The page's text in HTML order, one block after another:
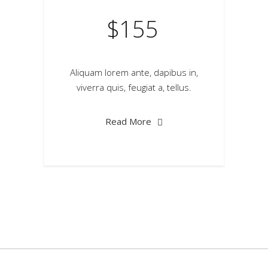
$155
Aliquam lorem ante, dapibus in,
viverra quis, feugiat a, tellus.
Read More